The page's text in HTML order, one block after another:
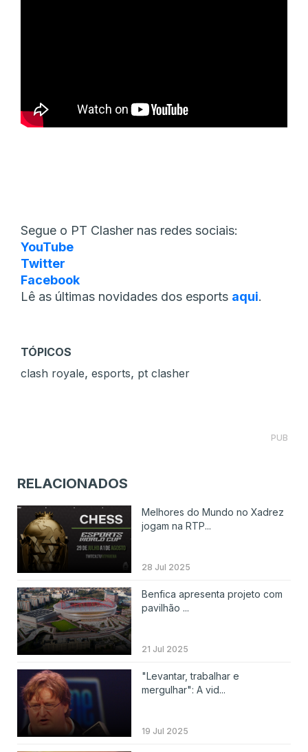
Segue o PT Clasher nas redes sociais:
YouTube
Twitter
Facebook
Lê as últimas novidades dos esports aqui.
TÓPICOS
clash royale, esports, pt clasher
PUB
RELACIONADOS
Melhores do Mundo no Xadrez
jogam na RTP...
28 Jul 2025
Benfica apresenta projeto com
pavilhão ...
21 Jul 2025
"Levantar, trabalhar e
mergulhar": A vid...
19 Jul 2025